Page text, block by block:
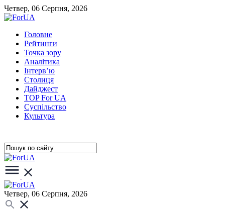
Четвер, 06 Серпня, 2026
Головне
Рейтинги
Точка зору
Аналітика
Інтерв’ю
Столиця
Дайджест
TOP For UA
Суспiльство
Культура
Четвер, 06 Серпня, 2026